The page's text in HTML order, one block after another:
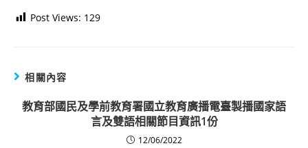
Post Views: 129
相關內容
教育部國民及學前教育署國立教育廣播電臺製播國家語
言及雙語相關節目資訊1份
12/06/2022